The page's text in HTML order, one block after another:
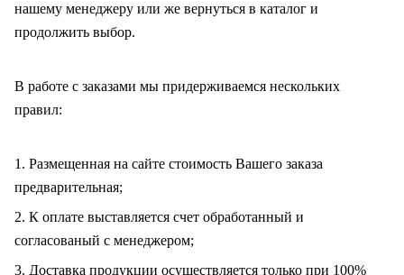
нашему менеджеру или же вернуться в каталог и
продолжить выбор.
В работе с заказами мы придерживаемся нескольких
правил:
1. Размещенная на сайте стоимость Вашего заказа
предварительная;
2. К оплате выставляется счет обработанный и
согласованый с менеджером;
3. Доставка продукции осуществляется только при 100%